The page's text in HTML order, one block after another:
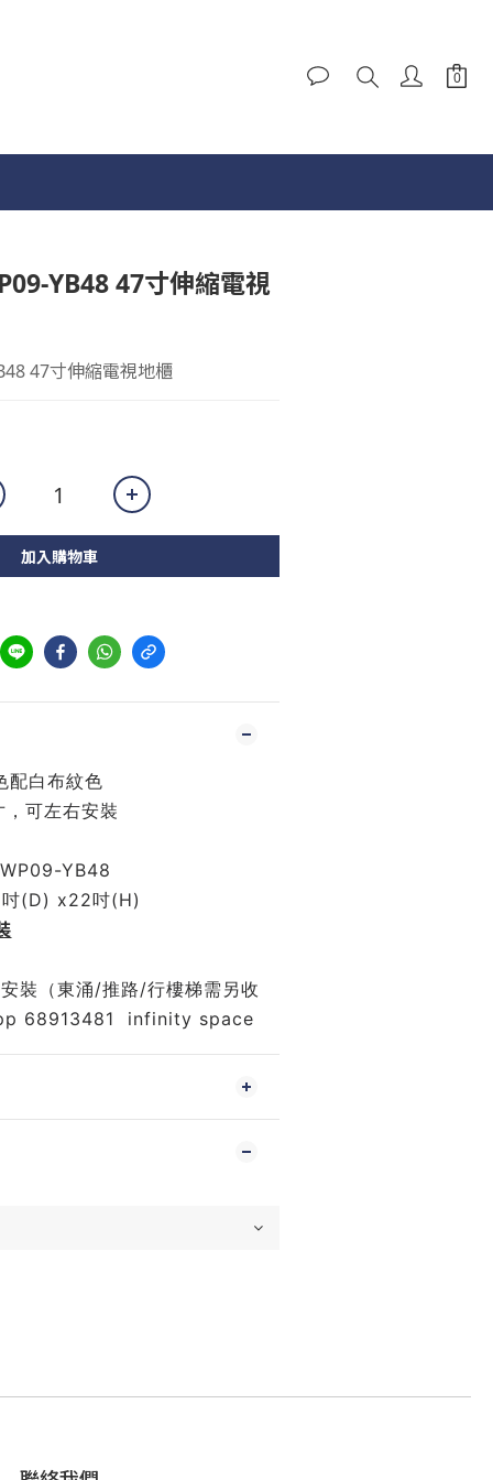
YB48 47寸伸縮電視
47寸伸縮電視地櫃
加入購物車
配白布紋色
可左右安裝
YB48
(D) x22吋(H)
裝（東涌/推路/行樓梯需另收
68913481  infinity space